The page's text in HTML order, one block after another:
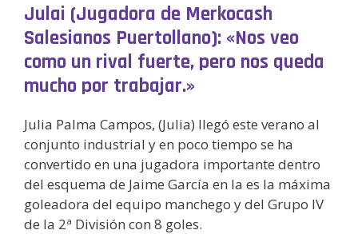
Julai (Jugadora de Merkocash
Salesianos Puertollano): «Nos veo
como un rival fuerte, pero nos queda
mucho por trabajar.»
Julia Palma Campos, (Julia) llegó este verano al
conjunto industrial y en poco tiempo se ha
convertido en una jugadora importante dentro
del esquema de Jaime García en la es la máxima
goleadora del equipo manchego y del Grupo IV
de la 2ª División con 8 goles.